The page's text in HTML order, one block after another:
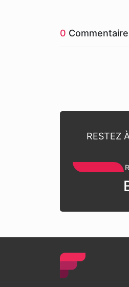
0 Commentaire
RESTEZ